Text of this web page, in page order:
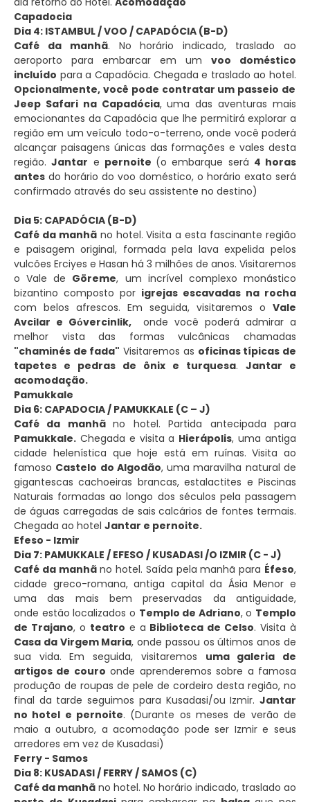
Capadocia
Dia 4: ISTAMBUL / VOO / CAPADÓCIA (B-D)
Café da manhã. No horário indicado, traslado ao
aeroporto para embarcar em um voo doméstico
incluído para a Capadócia. Chegada e traslado ao hotel.
Opcionalmente, você pode contratar um passeio de
Jeep Safari na Capadócia, uma das aventuras mais
emocionantes da Capadócia que lhe permitirá explorar a
região em um veículo todo-o-terreno, onde você poderá
alcançar paisagens únicas das formações e vales desta
região.Jantar e pernoite (o embarque será 4 horas
antes do horário do voo doméstico, o horário exato será
confirmado através do seu assistente no destino)
Dia 5: CAPADÓCIA (B-D)
Café da manhãno hotel. Visita a esta fascinante região
e paisagem original, formada pela lava expelida pelos
vulcões Erciyes e Hasan há 3 milhões de anos. Visitaremos
o Vale de Göreme, um incrível complexo monástico
bizantino composto por igrejas escavadas na rocha
com belos afrescos. Em seguida, visitaremos o Vale
Avcilar e Gόvercinlik,
onde você poderá admirar a
melhor vista das formas vulcânicas chamadas
"chaminés de fada" Visitaremos as oficinas típicas de
tapetes e pedras de ônix e turquesa. Jantar e
acomodação.
Pamukkale
Dia 6: CAPADOCIA / PAMUKKALE (C – J)
Café da manhãno hotel. Partida antecipada para
Pamukkale. Chegada e visita a Hierápolis, uma antiga
cidade helenística que hoje está em ruínas. Visita ao
famoso Castelo do Algodão, uma maravilha natural de
gigantescas cachoeiras brancas, estalactites e Piscinas
Naturais formadas ao longo dos séculos pela passagem
de águas carregadas de sais calcários de fontes termais.
Chegada ao hotel Jantar e pernoite.
Efeso - Izmir
Dia 7: PAMUKKALE / EFESO / KUSADASI /O IZMIR (C - J)
Café da manhãno hotel. Saída pela manhã para Éfeso,
cidade greco-romana, antiga capital da Ásia Menor e
uma das mais bem preservadas da antiguidade,
onde estão localizados o Templo de Adriano, o Templo
de Trajano, o teatro e a Biblioteca de Celso. Visita à
Casa da Virgem Maria, onde passou os últimos anos de
sua vida. Em seguida, visitaremos uma galeria de
artigos de couro onde aprenderemos sobre a famosa
produção de roupas de pele de cordeiro desta região, no
final da tarde seguimos para Kusadasi/ou Izmir. Jantar
no hotel e pernoite. (Durante os meses de verão de
maio a outubro, a acomodação pode ser Izmir e seus
arredores em vez de Kusadasi)
Ferry - Samos
Dia 8: KUSADASI / FERRY / SAMOS (C)
Café da manhã no hotel. No horário indicado, traslado ao